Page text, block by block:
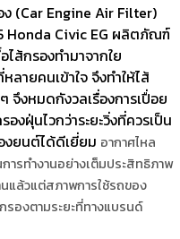
(Car Engine Air Filter)
Honda Civic EG ผลิตภัณฑ์
ส้กรองทำมาจากใย
ลายคนเข้าใจ จึงทำให้ไส้
จึงหมดกังวลเรื่องการเปื่อย
งฝุ่นไวกว่าระยะวิ่งที่ควรเป็น
งยนต์ได้ดีเยี่ยม อากาศไหล
ารทำงานอย่างเต็มประสิทธิภาพ
นแล้วแต่สภาพการใช้รถของ
องตามระยะที่ทางแบรนด์